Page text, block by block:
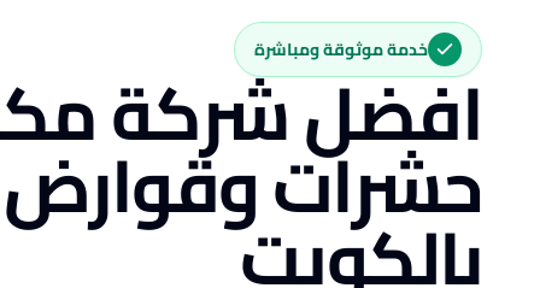
خدمة موثوقة ومباشرة
افضل شركة
حشرات وقوارض
بالكويت